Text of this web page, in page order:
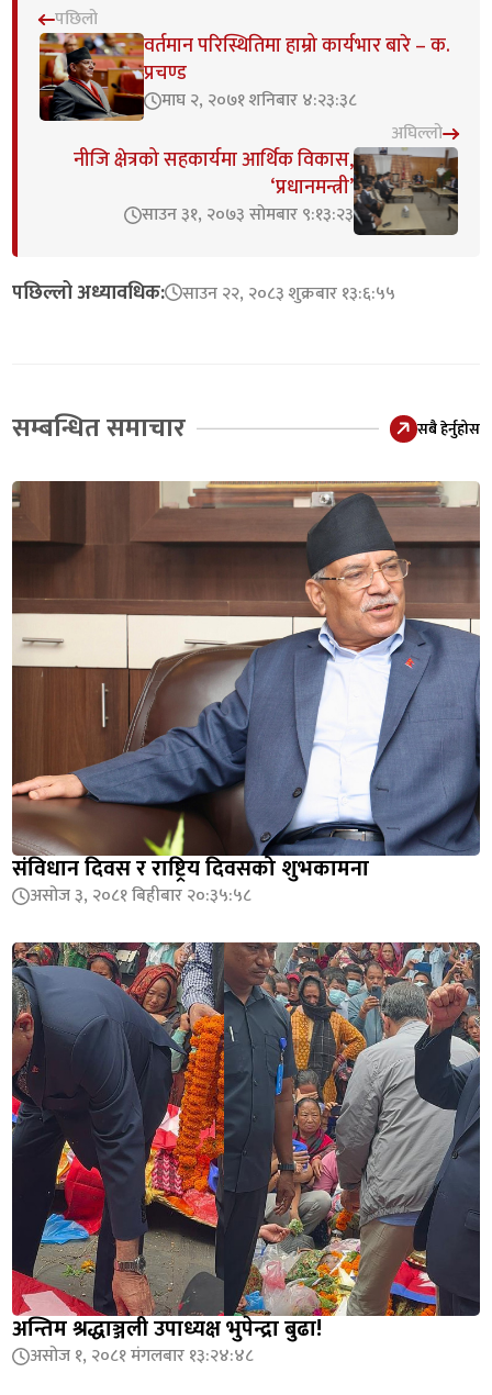
पछिलो
वर्तमान परिस्थितिमा हाम्रो कार्यभार बारे – क.
प्रचण्ड
माघ २, २०७१ शनिबार ४:२३:३८
अघिल्लो
नीजि क्षेत्रको सहकार्यमा आर्थिक विकास,
‘प्रधानमन्त्री’
साउन ३१, २०७३ सोमबार ९:१३:२३
पछिल्लो अध्यावधिक: साउन २२, २०८३ शुक्रबार १३:६:५५
सम्बन्धित समाचार सबै हेर्नुहोस
संविधान दिवस र राष्ट्रिय दिवसको शुभकामना
असोज ३, २०८१ बिहीबार २०:३५:५८
अन्तिम श्रद्धाञ्जली उपाध्यक्ष भुपेन्द्रा बुढा!
असोज १, २०८१ मंगलबार १३:२४:४८